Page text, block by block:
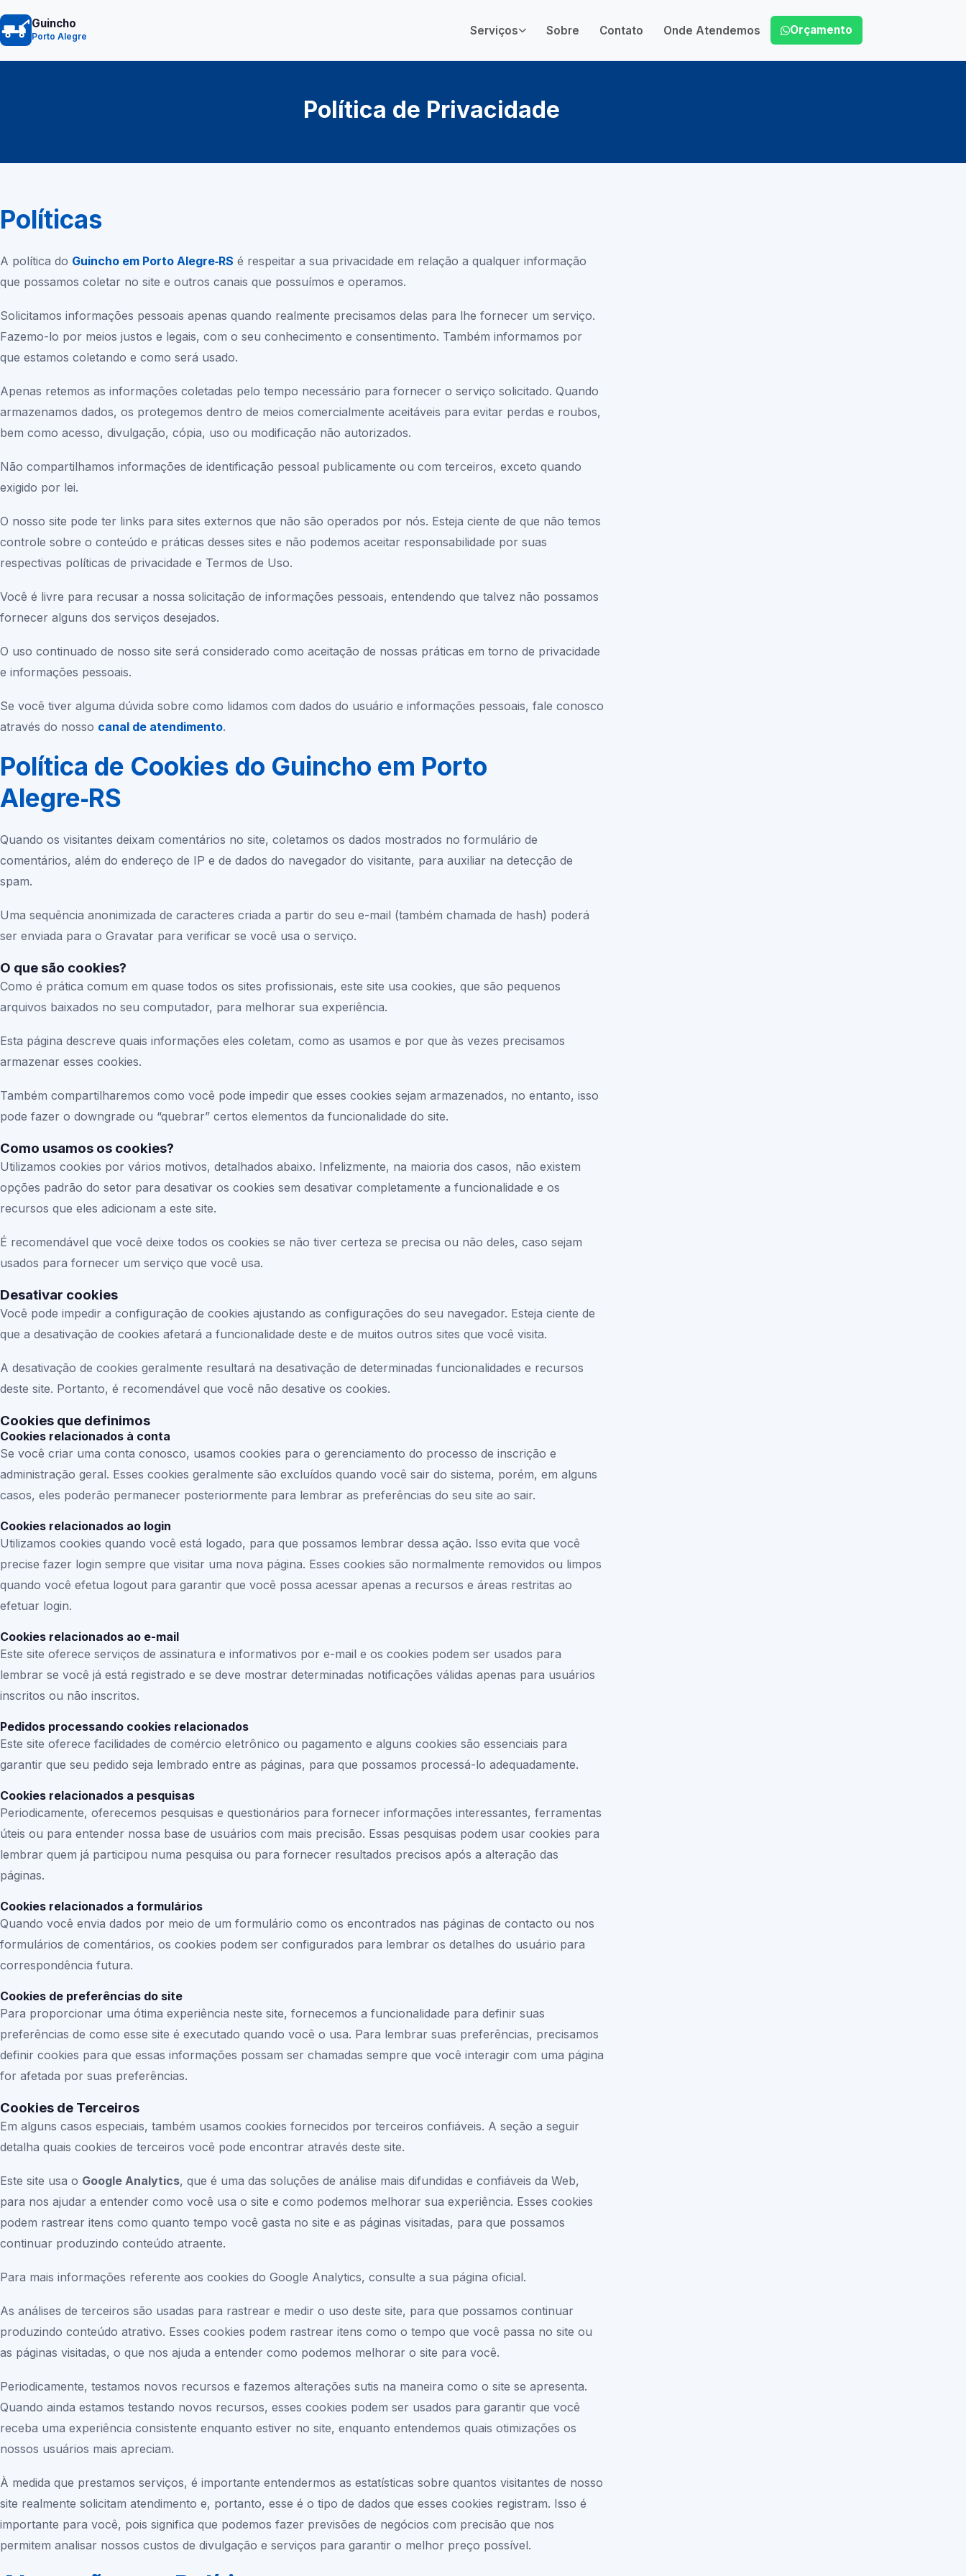
Guincho
Porto Alegre Serviços Sobre Contato Onde Atendemos Orçamento
Política de Privacidade
Políticas
A política do Guincho em Porto Alegre‑RS é respeitar a sua privacidade em relação a qualquer informação
que possamos coletar no site e outros canais que possuímos e operamos.
Solicitamos informações pessoais apenas quando realmente precisamos delas para lhe fornecer um serviço.
Fazemo-lo por meios justos e legais, com o seu conhecimento e consentimento. Também informamos por
que estamos coletando e como será usado.
Apenas retemos as informações coletadas pelo tempo necessário para fornecer o serviço solicitado. Quando
armazenamos dados, os protegemos dentro de meios comercialmente aceitáveis para evitar perdas e roubos,
bem como acesso, divulgação, cópia, uso ou modificação não autorizados.
Não compartilhamos informações de identificação pessoal publicamente ou com terceiros, exceto quando
exigido por lei.
O nosso site pode ter links para sites externos que não são operados por nós. Esteja ciente de que não temos
controle sobre o conteúdo e práticas desses sites e não podemos aceitar responsabilidade por suas
respectivas políticas de privacidade e Termos de Uso.
Você é livre para recusar a nossa solicitação de informações pessoais, entendendo que talvez não possamos
fornecer alguns dos serviços desejados.
O uso continuado de nosso site será considerado como aceitação de nossas práticas em torno de privacidade
e informações pessoais.
Se você tiver alguma dúvida sobre como lidamos com dados do usuário e informações pessoais, fale conosco
através do nosso canal de atendimento.
Política de Cookies do Guincho em Porto
Alegre‑RS
Quando os visitantes deixam comentários no site, coletamos os dados mostrados no formulário de
comentários, além do endereço de IP e de dados do navegador do visitante, para auxiliar na detecção de
spam.
Uma sequência anonimizada de caracteres criada a partir do seu e-mail (também chamada de hash) poderá
ser enviada para o Gravatar para verificar se você usa o serviço.
O que são cookies?
Como é prática comum em quase todos os sites profissionais, este site usa cookies, que são pequenos
arquivos baixados no seu computador, para melhorar sua experiência.
Esta página descreve quais informações eles coletam, como as usamos e por que às vezes precisamos
armazenar esses cookies.
Também compartilharemos como você pode impedir que esses cookies sejam armazenados, no entanto, isso
pode fazer o downgrade ou “quebrar” certos elementos da funcionalidade do site.
Como usamos os cookies?
Utilizamos cookies por vários motivos, detalhados abaixo. Infelizmente, na maioria dos casos, não existem
opções padrão do setor para desativar os cookies sem desativar completamente a funcionalidade e os
recursos que eles adicionam a este site.
É recomendável que você deixe todos os cookies se não tiver certeza se precisa ou não deles, caso sejam
usados para fornecer um serviço que você usa.
Desativar cookies
Você pode impedir a configuração de cookies ajustando as configurações do seu navegador. Esteja ciente de
que a desativação de cookies afetará a funcionalidade deste e de muitos outros sites que você visita.
A desativação de cookies geralmente resultará na desativação de determinadas funcionalidades e recursos
deste site. Portanto, é recomendável que você não desative os cookies.
Cookies que definimos
Cookies relacionados à conta
Se você criar uma conta conosco, usamos cookies para o gerenciamento do processo de inscrição e
administração geral. Esses cookies geralmente são excluídos quando você sair do sistema, porém, em alguns
casos, eles poderão permanecer posteriormente para lembrar as preferências do seu site ao sair.
Cookies relacionados ao login
Utilizamos cookies quando você está logado, para que possamos lembrar dessa ação. Isso evita que você
precise fazer login sempre que visitar uma nova página. Esses cookies são normalmente removidos ou limpos
quando você efetua logout para garantir que você possa acessar apenas a recursos e áreas restritas ao
efetuar login.
Cookies relacionados ao e-mail
Este site oferece serviços de assinatura e informativos por e-mail e os cookies podem ser usados para
lembrar se você já está registrado e se deve mostrar determinadas notificações válidas apenas para usuários
inscritos ou não inscritos.
Pedidos processando cookies relacionados
Este site oferece facilidades de comércio eletrônico ou pagamento e alguns cookies são essenciais para
garantir que seu pedido seja lembrado entre as páginas, para que possamos processá-lo adequadamente.
Cookies relacionados a pesquisas
Periodicamente, oferecemos pesquisas e questionários para fornecer informações interessantes, ferramentas
úteis ou para entender nossa base de usuários com mais precisão. Essas pesquisas podem usar cookies para
lembrar quem já participou numa pesquisa ou para fornecer resultados precisos após a alteração das
páginas.
Cookies relacionados a formulários
Quando você envia dados por meio de um formulário como os encontrados nas páginas de contacto ou nos
formulários de comentários, os cookies podem ser configurados para lembrar os detalhes do usuário para
correspondência futura.
Cookies de preferências do site
Para proporcionar uma ótima experiência neste site, fornecemos a funcionalidade para definir suas
preferências de como esse site é executado quando você o usa. Para lembrar suas preferências, precisamos
definir cookies para que essas informações possam ser chamadas sempre que você interagir com uma página
for afetada por suas preferências.
Cookies de Terceiros
Em alguns casos especiais, também usamos cookies fornecidos por terceiros confiáveis. A seção a seguir
detalha quais cookies de terceiros você pode encontrar através deste site.
Este site usa o Google Analytics, que é uma das soluções de análise mais difundidas e confiáveis da Web,
para nos ajudar a entender como você usa o site e como podemos melhorar sua experiência. Esses cookies
podem rastrear itens como quanto tempo você gasta no site e as páginas visitadas, para que possamos
continuar produzindo conteúdo atraente.
Para mais informações referente aos cookies do Google Analytics, consulte a sua página oficial.
As análises de terceiros são usadas para rastrear e medir o uso deste site, para que possamos continuar
produzindo conteúdo atrativo. Esses cookies podem rastrear itens como o tempo que você passa no site ou
as páginas visitadas, o que nos ajuda a entender como podemos melhorar o site para você.
Periodicamente, testamos novos recursos e fazemos alterações sutis na maneira como o site se apresenta.
Quando ainda estamos testando novos recursos, esses cookies podem ser usados para garantir que você
receba uma experiência consistente enquanto estiver no site, enquanto entendemos quais otimizações os
nossos usuários mais apreciam.
À medida que prestamos serviços, é importante entendermos as estatísticas sobre quantos visitantes de nosso
site realmente solicitam atendimento e, portanto, esse é o tipo de dados que esses cookies registram. Isso é
importante para você, pois significa que podemos fazer previsões de negócios com precisão que nos
permitem analisar nossos custos de divulgação e serviços para garantir o melhor preço possível.